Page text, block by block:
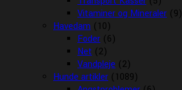
Vitaminer og Mineraler (9)
Havedam (10)
Foder (6)
Net (2)
Vandpleje (2)
Hunde artikler (1089)